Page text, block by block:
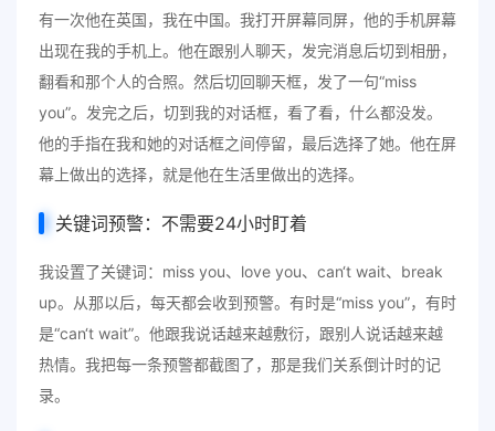
有一次他在英国，我在中国。我打开屏幕同屏，他的手机屏幕
出现在我的手机上。他在跟别人聊天，发完消息后切到相册，
翻看和那个人的合照。然后切回聊天框，发了一句“miss
you”。发完之后，切到我的对话框，看了看，什么都没发。
他的手指在我和她的对话框之间停留，最后选择了她。他在屏
幕上做出的选择，就是他在生活里做出的选择。
关键词预警：不需要24小时盯着
我设置了关键词：miss you、love you、can‘t wait、break
up。从那以后，每天都会收到预警。有时是“miss you”，有时
是“can‘t wait”。他跟我说话越来越敷衍，跟别人说话越来越
热情。我把每一条预警都截图了，那是我们关系倒计时的记
录。